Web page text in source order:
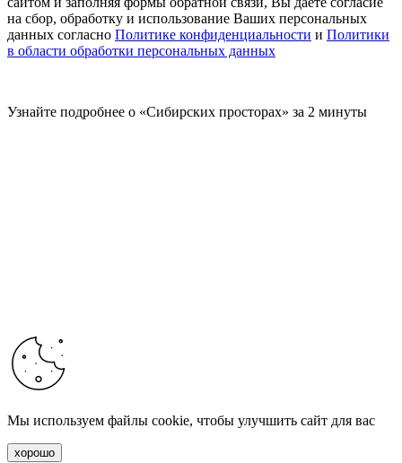
на сбор, обработку и использование Ваших персональных
данных согласно Политике конфиденциальности и Политики
в области обработки персональных данных
Узнайте подробнее о «Сибирских просторах» за 2 минуты
Мы используем файлы cookie, чтобы улучшить сайт для вас
хорошо